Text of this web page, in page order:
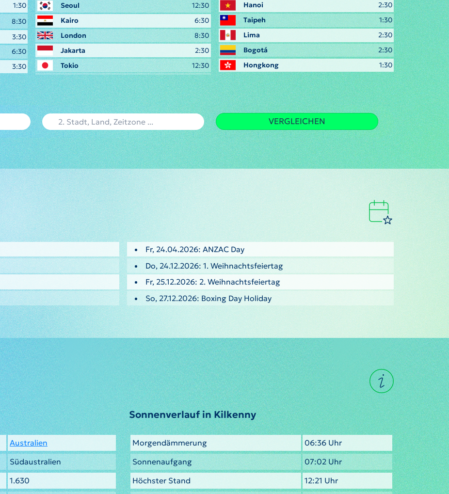
1:30
8:30
3:30
6:30
3:30
Seoul
12:30
Kairo
6:30
London
8:30
Jakarta
2:30
Tokio
12:30
Hanoi
2:30
Taipeh
1:30
Lima
2:30
Bogotá
2:30
Hongkong
1:30
VERGLEICHEN
Fr, 24.04.2026: ANZAC Day
Do, 24.12.2026: 1. Weihnachtsfeiertag
Fr, 25.12.2026: 2. Weihnachtsfeiertag
So, 27.12.2026: Boxing Day Holiday
Australien
Südaustralien
1.630
Sonnenverlauf in Kilkenny
Morgendämmerung
06:36 Uhr
Sonnenaufgang
07:02 Uhr
Höchster Stand
12:21 Uhr